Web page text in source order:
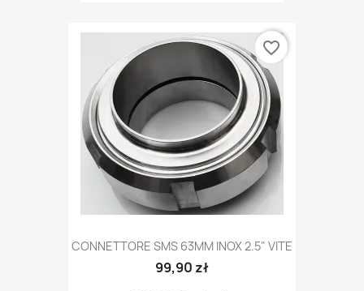
CONNETTORE SMS 63MM INOX 2.5" VITE
99,90 zł
favorite_border